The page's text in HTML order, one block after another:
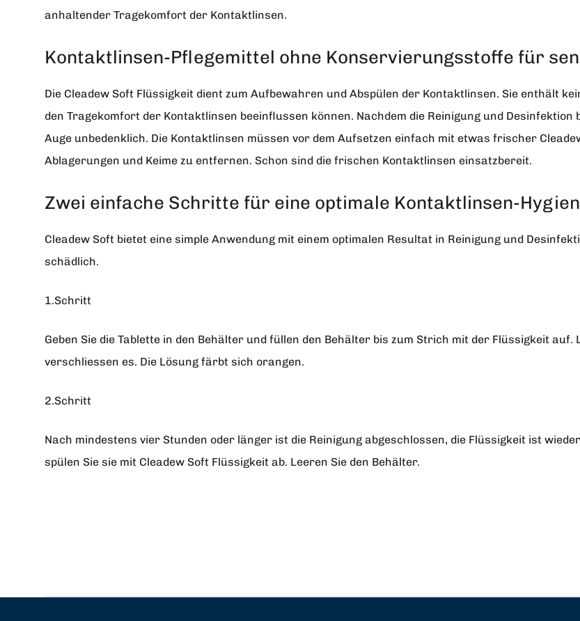
anhaltender Tragekomfort der Kontaktlinsen.
Kontaktlinsen-Pflegemittel ohne Konservierungsstoffe für
Die Cleadew Soft Flüssigkeit dient zum Aufbewahren und Abspülen der Kontaktlinsen. Sie enthält
den Tragekomfort der Kontaktlinsen beeinflussen können. Nachdem die Reinigung und
Auge unbedenklich. Die Kontaktlinsen müssen vor dem Aufsetzen einfach mit etwas frischer
Ablagerungen und Keime zu entfernen. Schon sind die frischen Kontaktlinsen einsatzbereit.
Zwei einfache Schritte für eine optimale Kontaktlinsen-
Cleadew Soft bietet eine simple Anwendung mit einem optimalen Resultat in Reinigung und
schädlich.
1.Schritt
Geben Sie die Tablette in den Behälter und füllen den Behälter bis zum Strich mit der Flüssigkeit
verschliessen es. Die Lösung färbt sich orangen.
2.Schritt
Nach mindestens vier Stunden oder länger ist die Reinigung abgeschlossen, die Flüssigkeit ist
spülen Sie sie mit Cleadew Soft Flüssigkeit ab. Leeren Sie den Behälter.